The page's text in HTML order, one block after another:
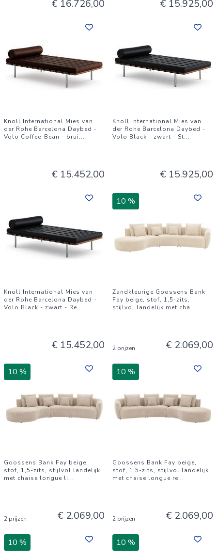
€ 16.726,00 € 15.925,00
Knoll International Mies van
der Rohe Barcelona Daybed -
Volo Coffee-Bean - brui...
€ 15.452,00
Knoll International Mies van
der Rohe Barcelona Daybed -
Volo Black - zwart - St...
€ 15.925,00
Knoll International Mies van
der Rohe Barcelona Daybed -
Volo Black - zwart - Re...
€ 15.452,00
10 %
Zandkleurige Goossens Bank
Fay beige, stof, 1,5-zits,
stijlvol landelijk met cha...
2 prijzen € 2.069,00
10 %
Goossens Bank Fay beige,
stof, 1,5-zits, stijlvol landelijk
met chaise longue li...
2 prijzen € 2.069,00
10 %
Goossens Bank Fay beige,
stof, 1,5-zits, stijlvol landelijk
met chaise longue re...
2 prijzen € 2.069,00
10 % 10 %